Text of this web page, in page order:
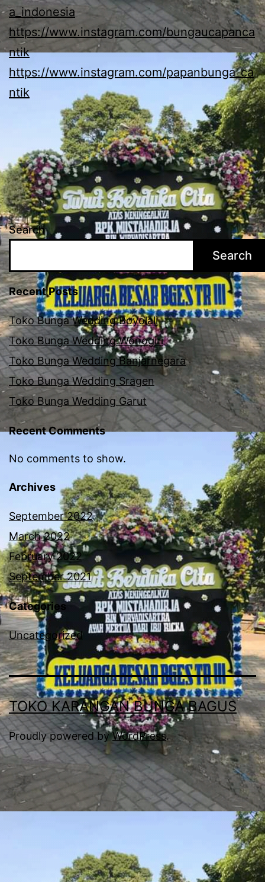
a_indonesia
https://www.instagram.com/bungaucapanca
ntik
https://www.instagram.com/papanbunga_ca
ntik
Search
Search
Recent Posts
Toko Bunga Wedding Boyolali
Toko Bunga Wedding Wonogiri
Toko Bunga Wedding Banjarnegara
Toko Bunga Wedding Sragen
Toko Bunga Wedding Garut
Recent Comments
No comments to show.
Archives
September 2022
March 2022
February 2022
September 2021
Categories
Uncategorized
TOKO KARANGAN BUNGA BAGUS
Proudly powered byWordPress.